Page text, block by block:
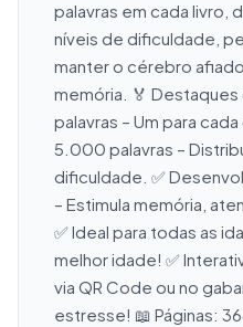
palavras em cada livro,
níveis de dificuldade,
manter o cérebro
memória. 🏅 Destaques
palavras – Um para
5.000 palavras –
dificuldade. ✅
– Estimula memória,
✅ Ideal para todas as
melhor idade! ✅
via QR Code ou no
estresse! 📖 Páginas: